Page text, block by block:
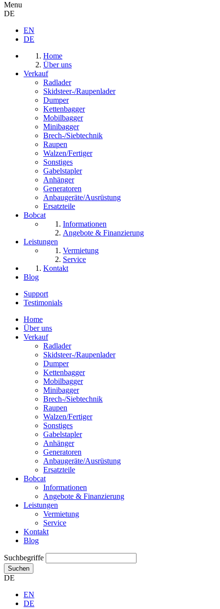
Menu
DE
EN
DE
Home
Über uns
Verkauf
Radlader
Skidsteer-/Raupenlader
Dumper
Kettenbagger
Mobilbagger
Minibagger
Brech-/Siebtechnik
Raupen
Walzen/Fertiger
Sonstiges
Gabelstapler
Anhänger
Generatoren
Anbaugeräte/Ausrüstung
Ersatzteile
Bobcat
Informationen
Angebote & Finanzierung
Leistungen
Vermietung
Service
Kontakt
Blog
Support
Testimonials
Home
Über uns
Verkauf
Radlader
Skidsteer-/Raupenlader
Dumper
Kettenbagger
Mobilbagger
Minibagger
Brech-/Siebtechnik
Raupen
Walzen/Fertiger
Sonstiges
Gabelstapler
Anhänger
Generatoren
Anbaugeräte/Ausrüstung
Ersatzteile
Bobcat
Informationen
Angebote & Finanzierung
Leistungen
Vermietung
Service
Kontakt
Blog
Suchbegriffe
Suchen
DE
EN
DE